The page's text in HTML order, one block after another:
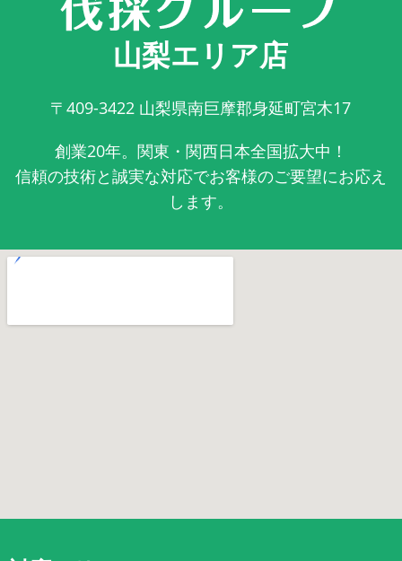
山梨エリア店
〒409-3422 山梨県南巨摩郡身延町宮木17
創業20年。関東・関西日本全国拡大中！
信頼の技術と誠実な対応でお客様のご要望にお応え
します。